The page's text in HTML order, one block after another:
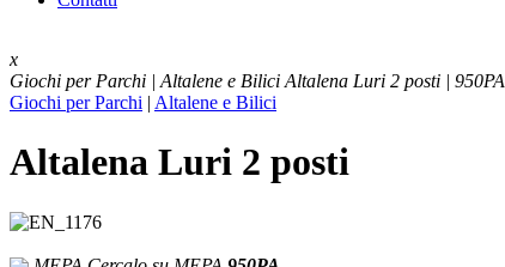
x
Giochi per Parchi | Altalene e Bilici Altalena Luri 2 posti | 950PA
Giochi per Parchi | Altalene e Bilici
Altalena Luri 2 posti